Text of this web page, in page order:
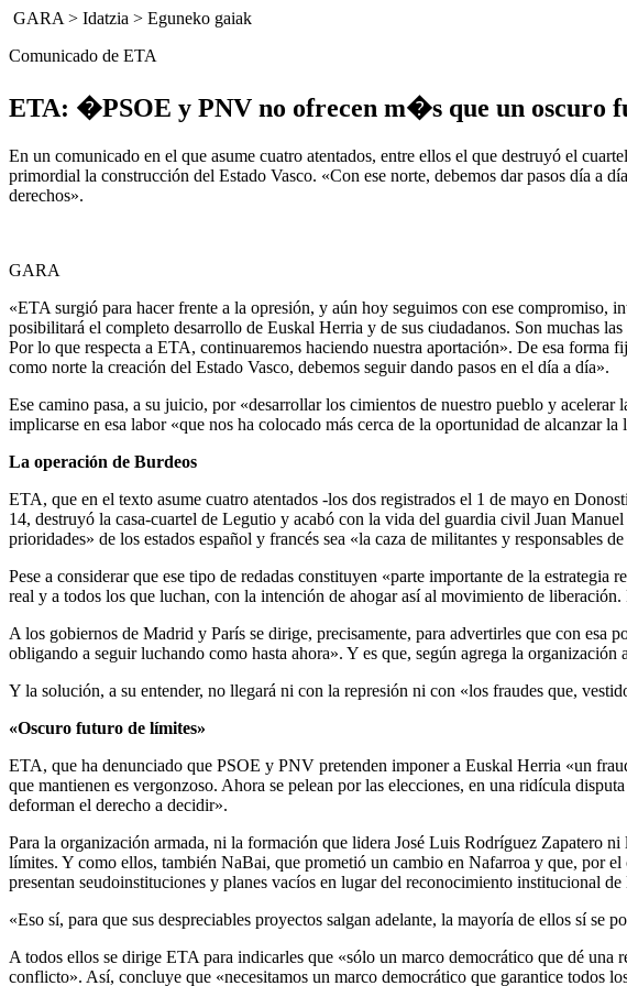
GARA > Idatzia > Eguneko gaiak
Comunicado de ETA
ETA: �PSOE y PNV no ofrecen m�s que un
En un comunicado en el que asume cuatro atentados, entre ellos el que destruyó el
primordial la construcción del Estado Vasco. «Con ese norte, debemos dar pasos día a
derechos».
GARA
«ETA surgió para hacer frente a la opresión, y aún hoy seguimos con ese compromiso,
posibilitará el completo desarrollo de Euskal Herria y de sus ciudadanos. Son muchas
Por lo que respecta a ETA, continuaremos haciendo nuestra aportación». De esa
como norte la creación del Estado Vasco, debemos seguir dando pasos en el día a día».
Ese camino pasa, a su juicio, por «desarrollar los cimientos de nuestro pueblo y
implicarse en esa labor «que nos ha colocado más cerca de la oportunidad de alcanzar la
La operación de Burdeos
ETA, que en el texto asume cuatro atentados -los dos registrados el 1 de mayo en
14, destruyó la casa-cuartel de Legutio y acabó con la vida del guardia civil Juan
prioridades» de los estados español y francés sea «la caza de militantes y responsables
Pese a considerar que ese tipo de redadas constituyen «parte importante de la
real y a todos los que luchan, con la intención de ahogar así al movimiento de
A los gobiernos de Madrid y París se dirige, precisamente, para advertirles que con esa
obligando a seguir luchando como hasta ahora». Y es que, según agrega la
Y la solución, a su entender, no llegará ni con la represión ni con «los fraudes que,
«Oscuro futuro de límites»
ETA, que ha denunciado que PSOE y PNV pretenden imponer a Euskal Herria «un
que mantienen es vergonzoso. Ahora se pelean por las elecciones, en una ridícula
deforman el derecho a decidir».
Para la organización armada, ni la formación que lidera José Luis Rodríguez Zapatero
límites. Y como ellos, también NaBai, que prometió un cambio en Nafarroa y que, por
presentan seudoinstituciones y planes vacíos en lugar del reconocimiento institucional
«Eso sí, para que sus despreciables proyectos salgan adelante, la mayoría de ellos sí se
A todos ellos se dirige ETA para indicarles que «sólo un marco democrático que dé una
conflicto». Así, concluye que «necesitamos un marco democrático que garantice todos